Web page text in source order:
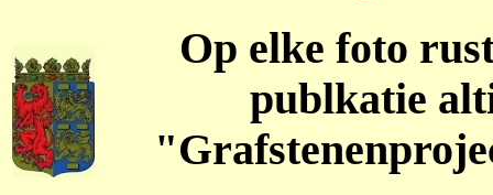
Op elke foto
publkatie